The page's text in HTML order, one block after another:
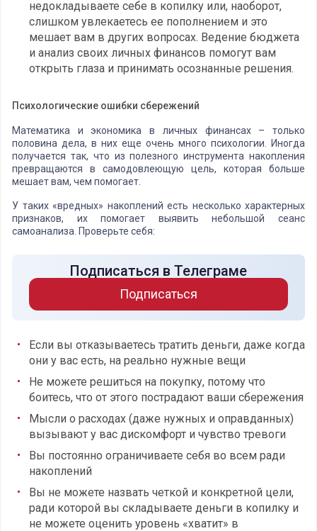
недокладываете себе в копилку или, наоборот,
слишком увлекаетесь ее пополнением и это
мешает вам в других вопросах. Ведение бюджета
и анализ своих личных финансов помогут вам
открыть глаза и принимать осознанные решения.
Психологические ошибки сбережений
Математика и экономика в личных финансах – только
половина дела, в них еще очень много психологии. Иногда
получается так, что из полезного инструмента накопления
превращаются в самодовлеющую цель, которая больше
мешает вам, чем помогает.
У таких «вредных» накоплений есть несколько характерных
признаков, их помогает выявить небольшой сеанс
самоанализа. Проверьте себя:
Подписаться в Телеграме
Подписаться
Если вы отказываетесь тратить деньги, даже когда
они у вас есть, на реально нужные вещи
Не можете решиться на покупку, потому что
боитесь, что от этого пострадают ваши сбережения
Мысли о расходах (даже нужных и оправданных)
вызывают у вас дискомфорт и чувство тревоги
Вы постоянно ограничиваете себя во всем ради
накоплений
Вы не можете назвать четкой и конкретной цели,
ради которой вы складываете деньги в копилку и
не можете оценить уровень «хватит» в